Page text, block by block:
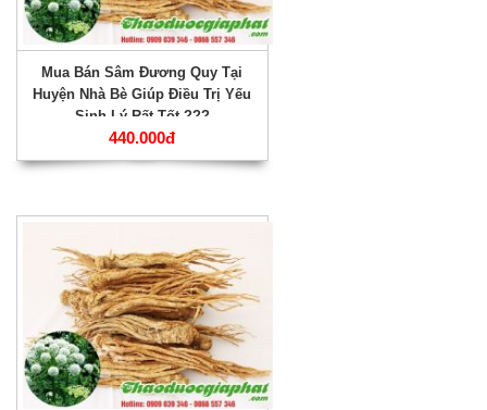
Mua Bán Sâm Đương Quy Tại
Huyện Nhà Bè Giúp Điều Trị Yếu
Sinh Lý Rất Tốt ???
440.000đ